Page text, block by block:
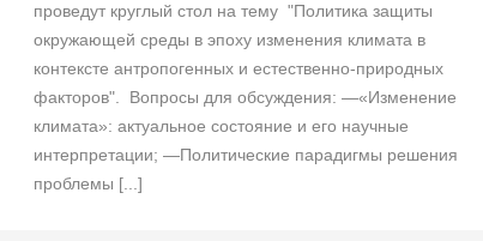
проведут круглый стол на тему "Политика защиты
окружающей среды в эпоху изменения климата в
контексте антропогенных и естественно-природных
факторов". Вопросы для обсуждения: —«Изменение
климата»: актуальное состояние и его научные
интерпретации; —Политические парадигмы решения
проблемы [...]